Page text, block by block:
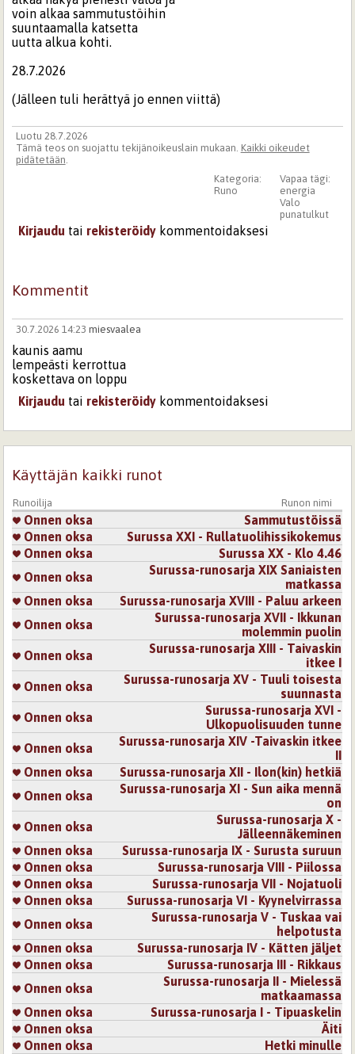
voin alkaa sammutustöihin
suuntaamalla katsetta
uutta alkua kohti.
28.7.2026
(Jälleen tuli herättyä jo ennen viittä)
Luotu 28.7.2026
Tämä teos on suojattu tekijänoikeuslain mukaan. Kaikki oikeudet
pidätetään.
Vapaa tägi:
energia
Valo
punatulkut
Kategoria:
Runo
Kirjaudu tai rekisteröidy kommentoidaksesi
Kommentit
30.7.2026 14:23 miesvaalea
kaunis aamu
lempeästi kerrottua
koskettava on loppu
Kirjaudu tai rekisteröidy kommentoidaksesi
Käyttäjän kaikki runot
Runoilija Runon nimi
Onnen oksa
Sammutustöissä
Onnen oksa
Surussa XXI - Rullatuolihissikokemus
Onnen oksa
Surussa XX - Klo 4.46
Onnen oksa
Surussa-runosarja XIX Saniaisten
matkassa
Onnen oksa
Surussa-runosarja XVIII - Paluu arkeen
Onnen oksa
Surussa-runosarja XVII - Ikkunan
molemmin puolin
Onnen oksa
Surussa-runosarja XIII - Taivaskin
itkee I
Onnen oksa
Surussa-runosarja XV - Tuuli toisesta
suunnasta
Onnen oksa
Surussa-runosarja XVI -
Ulkopuolisuuden tunne
Onnen oksa
Surussa-runosarja XIV -Taivaskin itkee
II
Onnen oksa
Surussa-runosarja XII - Ilon(kin) hetkiä
Onnen oksa
Surussa-runosarja XI - Sun aika mennä
on
Onnen oksa
Surussa-runosarja X -
Jälleennäkeminen
Onnen oksa
Surussa-runosarja IX - Surusta suruun
Onnen oksa
Surussa-runosarja VIII - Piilossa
Onnen oksa
Surussa-runosarja VII - Nojatuoli
Onnen oksa
Surussa-runosarja VI - Kyynelvirrassa
Onnen oksa
Surussa-runosarja V - Tuskaa vai
helpotusta
Onnen oksa
Surussa-runosarja IV - Kätten jäljet
Onnen oksa
Surussa-runosarja III - Rikkaus
Onnen oksa
Surussa-runosarja II - Mielessä
matkaamassa
Onnen oksa
Surussa-runosarja I - Tipuaskelin
Onnen oksa
Äiti
Onnen oksa
Hetki minulle